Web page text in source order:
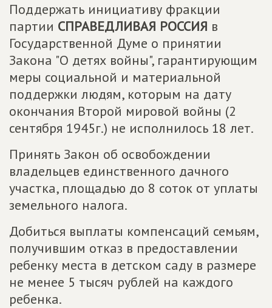
Поддержать инициативу фракции
партии СПРАВЕДЛИВАЯ РОССИЯ в
Государственной Думе о принятии
Закона "О детях войны", гарантирующим
меры социальной и материальной
поддержки людям, которым на дату
окончания Второй мировой войны (2
сентября 1945г.) не исполнилось 18 лет.
Принять Закон об освобождении
владельцев единственного дачного
участка, площадью до 8 соток от уплаты
земельного налога.
Добиться выплаты компенсаций семьям,
получившим отказ в предоставлении
ребенку места в детском саду в размере
не менее 5 тысяч рублей на каждого
ребенка.